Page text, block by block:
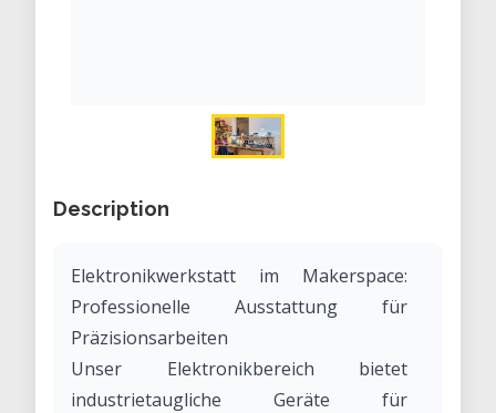
Description
Elektronikwerkstatt im Makerspace:
Professionelle Ausstattung für
Präzisionsarbeiten
Unser Elektronikbereich bietet
industrietaugliche Geräte für